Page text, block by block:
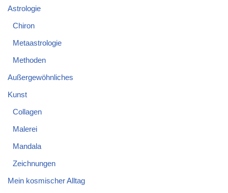
Astrologie
Chiron
Metaastrologie
Methoden
Außergewöhnliches
Kunst
Collagen
Malerei
Mandala
Zeichnungen
Mein kosmischer Alltag